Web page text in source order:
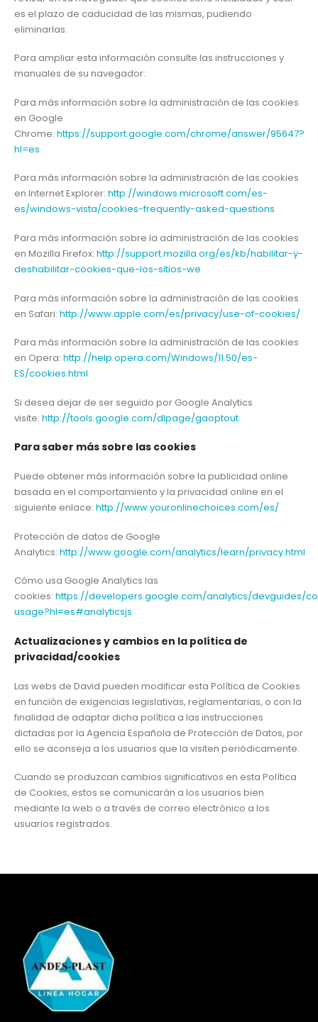
es el plazo de caducidad de las mismas, pudiendo
eliminarlas.
Para ampliar esta información consulte las instrucciones y
manuales de su navegador:
Para más información sobre la administración de las cookies
en Google
Chrome: https://support.google.com/chrome/answer/95647?
hl=es
Para más información sobre la administración de las cookies
en Internet Explorer: http://windows.microsoft.com/es-
es/windows-vista/cookies-frequently-asked-questions
Para más información sobre la administración de las cookies
en Mozilla Firefox: http://support.mozilla.org/es/kb/habilitar-y-
deshabilitar-cookies-que-los-sitios-we
Para más información sobre la administración de las cookies
en Safari: http://www.apple.com/es/privacy/use-of-cookies/
Para más información sobre la administración de las cookies
en Opera: http://help.opera.com/Windows/11.50/es-
ES/cookies.html
Si desea dejar de ser seguido por Google Analytics
visite: http://tools.google.com/dlpage/gaoptout
Para saber más sobre las cookies
Puede obtener más información sobre la publicidad online
basada en el comportamiento y la privacidad online en el
siguiente enlace: http://www.youronlinechoices.com/es/
Protección de datos de Google
Analytics: http://www.google.com/analytics/learn/privacy.html
Cómo usa Google Analytics las
cookies: https://developers.google.com/analytics/devguides/
usage?hl=es#analyticsjs
Actualizaciones y cambios en la política de
privacidad/cookies
Las webs de David pueden modificar esta Política de Cookies
en función de exigencias legislativas, reglamentarias, o con la
finalidad de adaptar dicha política a las instrucciones
dictadas por la Agencia Española de Protección de Datos, por
ello se aconseja a los usuarios que la visiten periódicamente.
Cuando se produzcan cambios significativos en esta Política
de Cookies, estos se comunicarán a los usuarios bien
mediante la web o a través de correo electrónico a los
usuarios registrados.